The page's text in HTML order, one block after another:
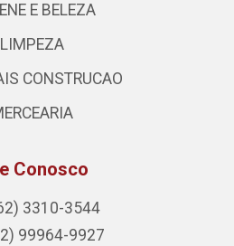
E BELEZA
LIMPEZA
CONSTRUCAO
Conosco
3310-3544
99964-9927